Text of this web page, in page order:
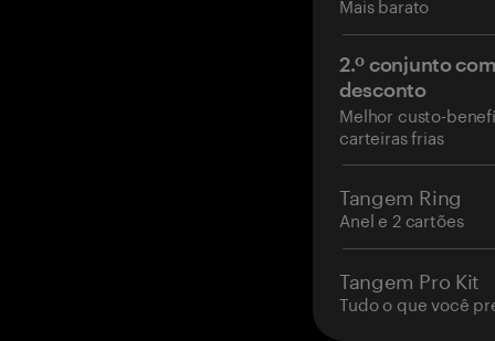
2.º conjunto
desconto
Melhor custo-
carteiras frias
Tangem Ring
Anel e 2 cartões
Tangem Pro Kit
Tudo o que você